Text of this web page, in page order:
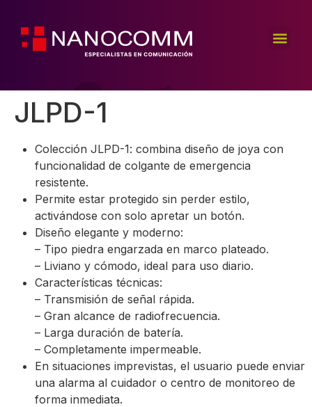
JLPD-1
Colección JLPD-1: combina diseño de joya con
funcionalidad de colgante de emergencia
resistente.
Permite estar protegido sin perder estilo,
activándose con solo apretar un botón.
Diseño elegante y moderno:
– Tipo piedra engarzada en marco plateado.
– Liviano y cómodo, ideal para uso diario.
Características técnicas:
– Transmisión de señal rápida.
– Gran alcance de radiofrecuencia.
– Larga duración de batería.
– Completamente impermeable.
En situaciones imprevistas, el usuario puede enviar
una alarma al cuidador o centro de monitoreo de
forma inmediata.